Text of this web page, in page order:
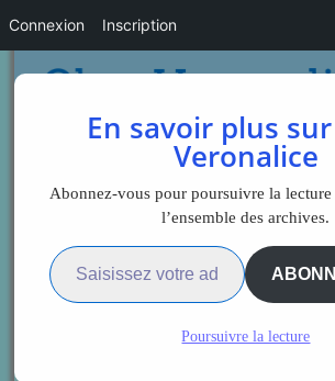
En savoir plus
Veronalice
Abonnez-vous pour poursuivre la lecture
l’ensemble des archives.
Saisissez votre adresse e-mail…
Poursuivre la lecture
Connexion Inscription